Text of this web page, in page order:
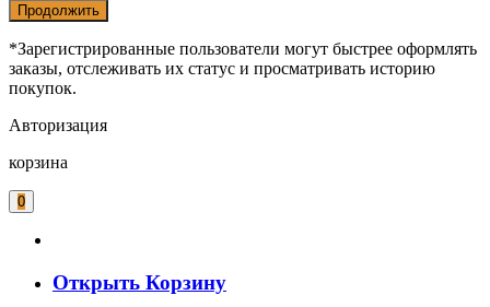
Продолжить
*Зарегистрированные пользователи могут быстрее оформлять
заказы, отслеживать их статус и просматривать историю
покупок.
Авторизация
корзина
0
Открыть Корзину